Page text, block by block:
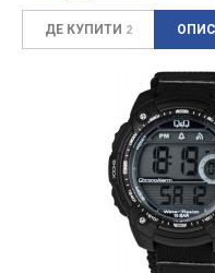
ДЕ КУПИТИ 2 ОПИС